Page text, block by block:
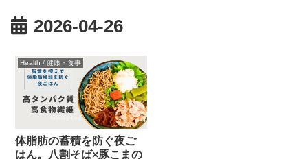
2026-04-26
Health / 健康・食事
体脂肪の蓄積を防ぐ夜ご
はん。八割そば×豚こまの